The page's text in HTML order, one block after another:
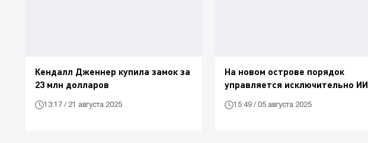
Кендалл Дженнер купила замок за
23 млн долларов
13:17 / 21 августа 2025
На новом острове порядок
управляется исключительно ИИ
15:49 / 05 августа 2025